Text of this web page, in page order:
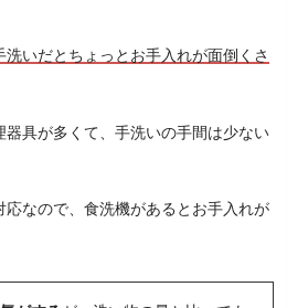
洗いだとちょっとお手入れが面倒くさ
具が多くて、手洗いの手間は少ない
なので、食洗機があるとお手入れが